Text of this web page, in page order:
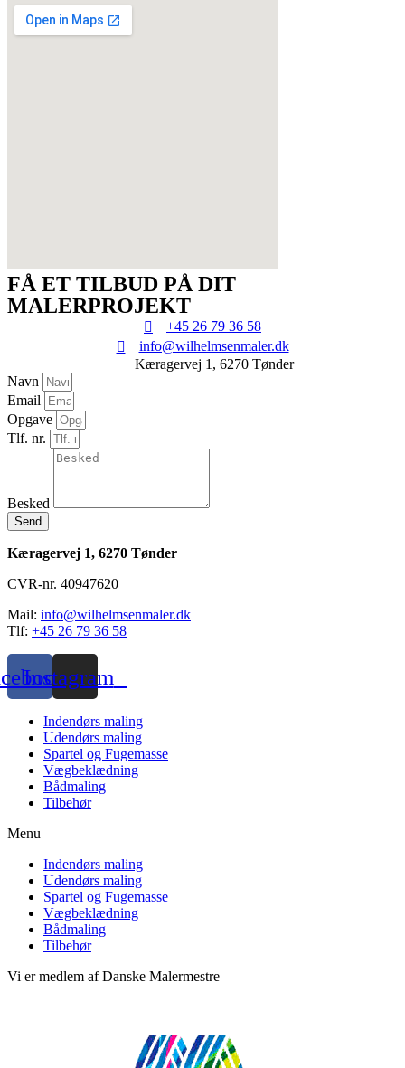
FÅ ET TILBUD PÅ DIT
MALERPROJEKT
+45 26 79 36 58
info@wilhelmsenmaler.dk
Kæragervej 1, 6270 Tønder
Navn
Email
Opgave
Tlf. nr.
Besked
Send
Kæragervej 1, 6270 Tønder
CVR-nr. 40947620
Mail: info@wilhelmsenmaler.dk
Tlf: +45 26 79 36 58
Instagram
Indendørs maling
Udendørs maling
Spartel og Fugemasse
Vægbeklædning
Bådmaling
Tilbehør
Menu
Indendørs maling
Udendørs maling
Spartel og Fugemasse
Vægbeklædning
Bådmaling
Tilbehør
Vi er medlem af Danske Malermestre